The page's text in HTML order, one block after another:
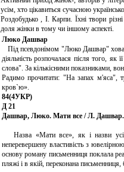
усім, хто цікавиться сучасною
Роздобудько , І. Карпи. Їхні твори
доля жінки в тому чи іншому аспекті.
Люко Дашвар
Під псевдонімом "Люко Дашвар"
діяльність розпочалася після того,
слова". За кількісними показниками,
Радимо прочитати: "На запах м'яса",
кров`ю».
84(4УКР)
Д 21
Дашвар, Люко. Мати все / Л. Дашвар.
Назва «Мати все», як і назви
неперевершену властивість з
основу роману письменниця поклала
пляжі і в якій, переконана